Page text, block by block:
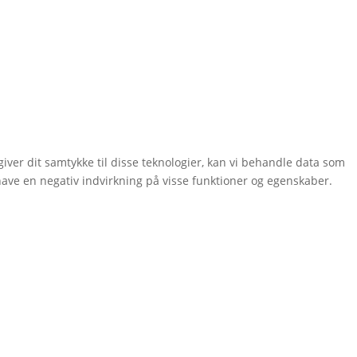
dit samtykke til disse teknologier, kan vi behandle data som
en negativ indvirkning på visse funktioner og egenskaber.